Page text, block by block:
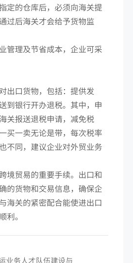
定的仓库后，必须向海关提
过后海关才会给予货物监
管理及节省成本，企业可采
出口货物，包括：提供发
到银行开办退税。其中，申
关报送退税申请，减免税
买一卖无论是带，每次税率
不同，建议企业对外贸业务
境贸易的重要手续。出口和
的货物和交易信息，确保企
海关的紧密配合能使进出口
利。
业务人才队伍建设与